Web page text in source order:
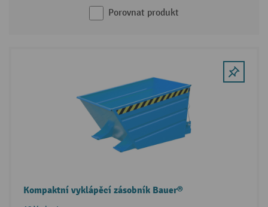
Porovnat produkt
Kompaktní vyklápěcí zásobník Bauer®